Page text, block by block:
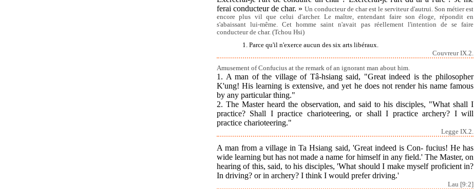
ferai conducteur de char. » Un conducteur de char est le serviteur d'autrui. Son métier est
encore plus vil que celui d'archer. Le maître, entendant faire son éloge, répondit en
s'abaissant lui-même. Cet homme saint n'avait pas réellement l'intention de se faire
conducteur de char. (Tchou Hsi)
1. Parce qu'il n'exerce aucun des six arts libéraux.
Couvreur IX.2.
Amusement of Confucius at the remark of an ignorant man about him.
1. A man of the village of Tâ-hsiang said, "Great indeed is the philosopher
K'ung! His learning is extensive, and yet he does not render his name famous
by any particular thing."
2. The Master heard the observation, and said to his disciples, "What shall I
practice? Shall I practice charioteering, or shall I practice archery? I will
practice charioteering."
Legge IX.2.
A man from a village in Ta Hsiang said, 'Great indeed is Con- fucius! He has
wide learning but has not made a name for himself in any field.' The Master, on
hearing of this, said, to his disciples, 'What should I make myself proficient in?
In driving? or in archery? I think I would prefer driving.'
Lau [9:2]